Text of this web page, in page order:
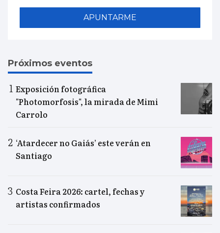
APUNTARME
Próximos eventos
Exposición fotográfica
"Photomorfosis", la mirada de Mimi
Carrolo
‘Atardecer no Gaiás’ este verán en
Santiago
Costa Feira 2026: cartel, fechas y
artistas confirmados